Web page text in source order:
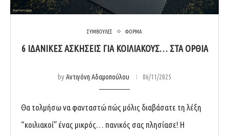
ΣΥΜΒΟΥΛΕΣ ΦΟΡΜΑ
6 ΙΔΑΝΙΚΈΣ ΑΣΚΉΣΕΙΣ ΓΙΑ ΚΟΙΛΙΑΚΟΎΣ… ΣΤΑ ΌΡΘΙΑ
byΑντιγόνη Αδαμοπούλου 06/11/2025
Θα τολμήσω να φανταστώ πώς μόλις διαβάσατε τη λέξη
“κοιλιακοί” ένας μικρός… πανικός σας πλησίασε! Η